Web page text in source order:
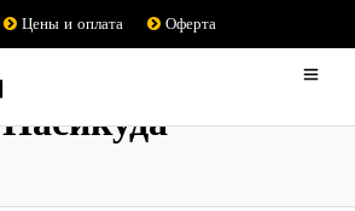
Цены и оплата Оферта
Пасикуда